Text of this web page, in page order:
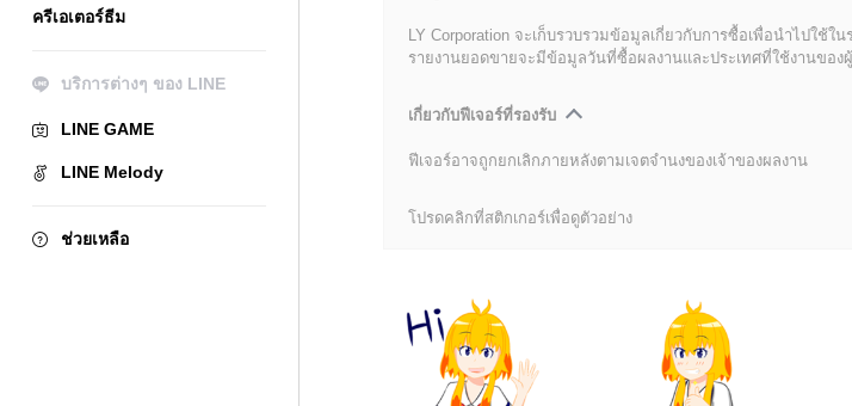
ครีเอเตอร์ธีม
บริการต่างๆ ของ LINE
LINE GAME
LINE Melody
ช่วยเหลือ
LY Corporation จะเก็บรวบรวมข้อมูลเกี่ยวกับการซื้อเพื่อนำไปใช้ใ
รายงานยอดขายจะมีข้อมูลวันที่ซื้อผลงานและประเทศที่ใช้งานขอ
เกี่ยวกับฟีเจอร์ที่รองรับ
ฟีเจอร์อาจถูกยกเลิกภายหลังตามเจตจำนงของเจ้าของผลงาน
โปรดคลิกที่สติกเกอร์เพื่อดูตัวอย่าง